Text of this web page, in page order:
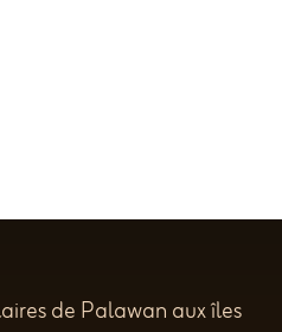
de Palawan aux îles